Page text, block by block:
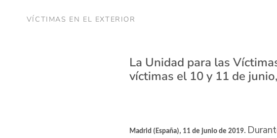
VÍCTIMAS EN EL EXTERIOR
La Unidad para las
víctimas el 10 y 11 de
Madrid (España), 11 de junio de 2019.